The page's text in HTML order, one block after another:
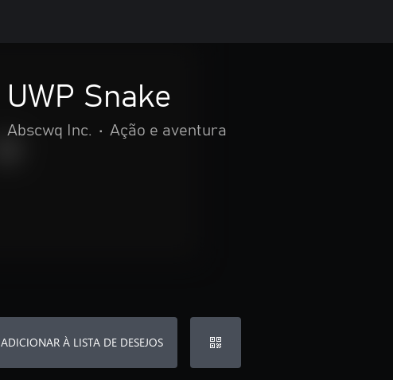
UWP Snake
Abscwq Inc. • Ação e aventura
ADICIONAR À LISTA DE DESEJOS